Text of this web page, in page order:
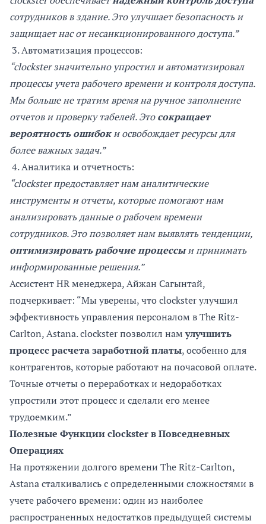
сотрудников в здание. Это улучшает безопасность и
защищает нас от несанкционированного доступа.”
3. Автоматизация процессов:
“clockster значительно упростил и автоматизировал
процессы учета рабочего времени и контроля доступа.
Мы больше не тратим время на ручное заполнение
отчетов и проверку табелей. Этосокращает
вероятность ошибоки освобождает ресурсы для
более важных задач.”
4. Аналитика и отчетность:
“clockster предоставляет нам аналитические
инструменты и отчеты, которые помогают нам
анализировать данные о рабочем времени
сотрудников. Это позволяет нам выявлять тенденции,
оптимизировать рабочие процессыи принимать
информированные решения.”
Ассистент HR менеджера, Айжан Сагынтай,
подчеркивает: “Мы уверены, что clockster улучшил
эффективность управления персоналом в The Ritz-
Carlton, Astana. clockster позволил намулучшить
процесс расчета заработной платы, особенно для
контрагентов, которые работают на почасовой оплате.
Точные отчеты о переработках и недоработках
упростили этот процесс и сделали его менее
трудоемким.”
Полезные Функции clockster в Повседневных
Операциях
На протяжении долгого времени The Ritz-Carlton,
Astana сталкивались с определенными сложностями в
учете рабочего времени: один из наиболее
распространенных недостатков предыдущей системы